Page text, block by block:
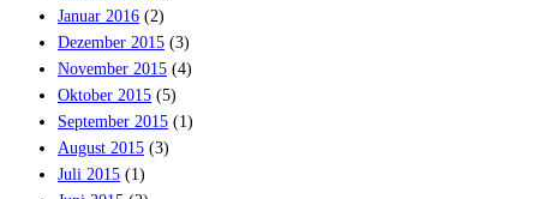
Januar 2016 (2)
Dezember 2015 (3)
November 2015 (4)
Oktober 2015 (5)
September 2015 (1)
August 2015 (3)
Juli 2015 (1)